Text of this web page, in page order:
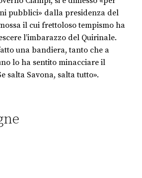
pubblici» dalla presidenza del
il cui frettoloso tempismo ha
l’imbarazzo del Quirinale.
una bandiera, tanto che a
lo ha sentito minacciare il
salta Savona, salta tutto».